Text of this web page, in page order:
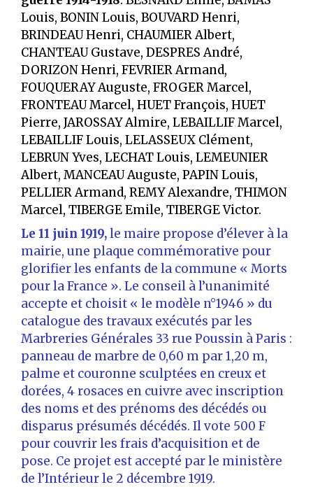
Louis, BONIN Louis, BOUVARD Henri,
BRINDEAU Henri, CHAUMIER Albert,
CHANTEAU Gustave, DESPRES André,
DORIZON Henri, FEVRIER Armand,
FOUQUERAY Auguste, FROGER Marcel,
FRONTEAU Marcel, HUET François, HUET
Pierre, JAROSSAY Almire, LEBAILLIF Marcel,
LEBAILLIF Louis, LELASSEUX Clément,
LEBRUN Yves, LECHAT Louis, LEMEUNIER
Albert, MANCEAU Auguste, PAPIN Louis,
PELLIER Armand, REMY Alexandre, THIMON
Marcel, TIBERGE Emile, TIBERGE Victor.
Le 11 juin 1919,le maire propose d’élever à la
mairie, une plaque commémorative pour
glorifier les enfants de la commune « Morts
pour la France ». Le conseil à l’unanimité
accepte et choisit « le modèle n°1946 » du
catalogue des travaux exécutés par les
Marbreries Générales 33 rue Poussin à Paris :
panneau de marbre de 0,60 m par 1,20 m,
palme et couronne sculptées en creux et
dorées, 4 rosaces en cuivre avec inscription
des noms et des prénoms des décédés ou
disparus présumés décédés. Il vote 500 F
pour couvrir les frais d’acquisition et de
pose. Ce projet est accepté par le ministère
de l’Intérieur le 2 décembre 1919.